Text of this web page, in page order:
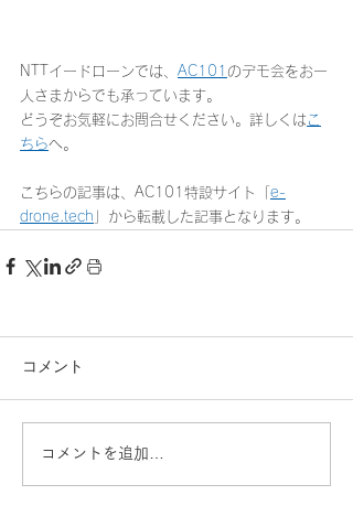
NTTイードローンでは、 AC101 のデモ会をお一
人さまからでも承っています。
どうぞお気軽にお問合せください。詳しくは こ
ちらへ。
こちらの記事は、 AC101特設サイト「 e-
drone.tech
から転載した記事となります。
コメント
コメントを追加…